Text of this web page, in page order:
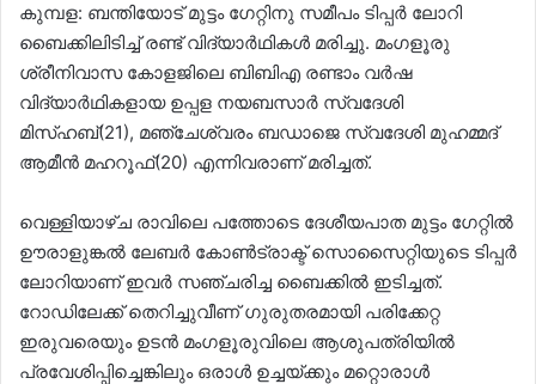
കുമ്പള: ബന്തിയോട് മുട്ടം ഗേറ്റിനു സമീപം ടിപ്പര്‍ ലോറി
ബൈക്കിലിടിച്ച് രണ്ട് വിദ്യാര്‍ഥികള്‍ മരിച്ചു. മംഗളൂരു
ശ്രീനിവാസ കോളജിലെ ബിബിഎ രണ്ടാം വര്‍ഷ
വിദ്യാര്‍ഥികളായ ഉപ്പള നയബസാര്‍ സ്വദേശി
മിസ്ഹബ്(21), മഞ്ചേശ്വരം ബഡാജെ സ്വദേശി മുഹമ്മദ്
ആമീന്‍ മഹറൂഫ്(20) എന്നിവരാണ് മരിച്ചത്.
വെള്ളിയാഴ്ച രാവിലെ പത്തോടെ ദേശീയപാത മുട്ടം ഗേറ്റില്‍
ഊരാളുങ്കല്‍ ലേബര്‍ കോണ്‍ട്രാക്ട് സൊസൈറ്റിയുടെ ടിപ്പര്‍
ലോറിയാണ് ഇവര്‍ സഞ്ചരിച്ച ബൈക്കില്‍ ഇടിച്ചത്.
റോഡിലേക്ക് തെറിച്ചുവീണ് ഗുരുതരമായി പരിക്കേറ്റ
ഇരുവരെയും ഉടന്‍ മംഗളൂരുവിലെ ആശുപത്രിയില്‍
പ്രവേശിപ്പിച്ചെങ്കിലും ഒരാള്‍ ഉച്ചയ്ക്കും മറ്റൊരാള്‍